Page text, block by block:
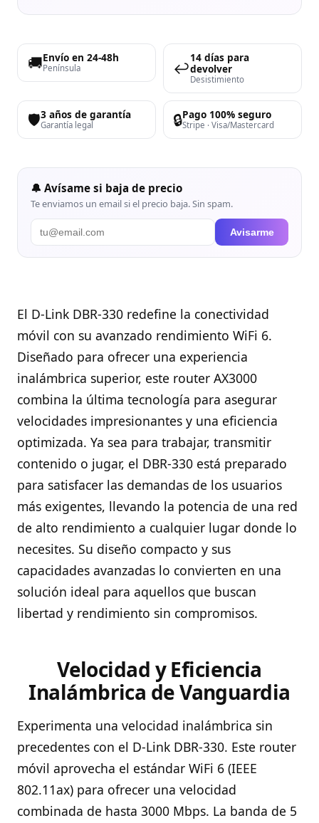
🚚Envío en 24-48h
Península ↩️
14 días para
devolver
Desistimiento
🛡️3 años de garantía
Garantía legal 🔒Pago 100% seguro
Stripe · Visa/Mastercard
🔔 Avísame si baja de precio
Te enviamos un email si el precio baja. Sin spam.
Avisarme
El D-Link DBR-330 redefine la conectividad
móvil con su avanzado rendimiento WiFi 6.
Diseñado para ofrecer una experiencia
inalámbrica superior, este router AX3000
combina la última tecnología para asegurar
velocidades impresionantes y una eficiencia
optimizada. Ya sea para trabajar, transmitir
contenido o jugar, el DBR-330 está preparado
para satisfacer las demandas de los usuarios
más exigentes, llevando la potencia de una red
de alto rendimiento a cualquier lugar donde lo
necesites. Su diseño compacto y sus
capacidades avanzadas lo convierten en una
solución ideal para aquellos que buscan
libertad y rendimiento sin compromisos.
Velocidad y Eficiencia
Inalámbrica de Vanguardia
Experimenta una velocidad inalámbrica sin
precedentes con el D-Link DBR-330. Este router
móvil aprovecha el estándar WiFi 6 (IEEE
802.11ax) para ofrecer una velocidad
combinada de hasta 3000 Mbps. La banda de 5